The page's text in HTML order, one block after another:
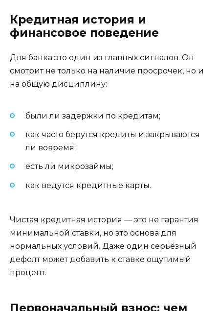
Кредитная история и
финансовое поведение
Для банка это один из главных сигналов. Он
смотрит не только на наличие просрочек, но и
на общую дисциплину:
были ли задержки по кредитам;
как часто берутся кредиты и закрываются
ли вовремя;
есть ли микрозаймы;
как ведутся кредитные карты.
Чистая кредитная история — это не гарантия
минимальной ставки, но это основа для
нормальных условий. Даже один серьёзный
дефолт может добавить к ставке ощутимый
процент.
Первоначальный взнос: чем